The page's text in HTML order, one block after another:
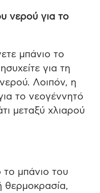
νερού για το
μπάνιο το
για τη
Λοιπόν, η
το νεογέννητό
μεταξύ χλιαρού
το μπάνιο του
θερμοκρασία,